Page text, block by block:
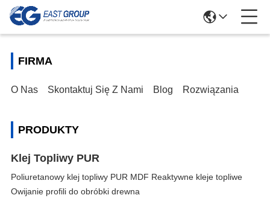
FIRMA
O Nas Skontaktuj Się Z Nami Blog Rozwiązania
PRODUKTY
Klej Topliwy PUR
Poliuretanowy klej topliwy PUR MDF Reaktywne kleje topliwe
Owijanie profili do obróbki drewna